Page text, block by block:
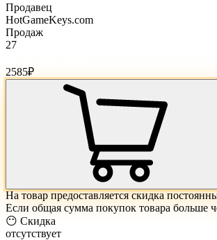
Продавец
HotGameKeys.com
Продаж
27
2585₽
На товар предоставляется скидка
Если общая сумма покупок товара больше
😶 Скидка
отсутствует